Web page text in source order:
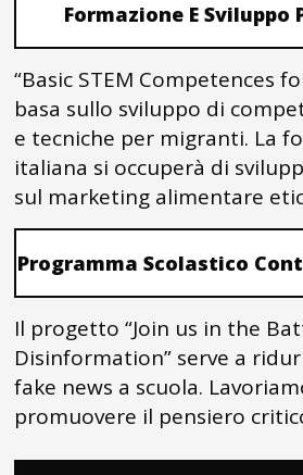
Formazione E Sviluppo
“Basic STEM Competences
basa sullo sviluppo di
e tecniche per migranti. La
italiana si occuperà di
sul marketing alimentare
Programma Scolastico
Il progetto “Join us in the
Disinformation” serve a
fake news a scuola.
promuovere il pensiero